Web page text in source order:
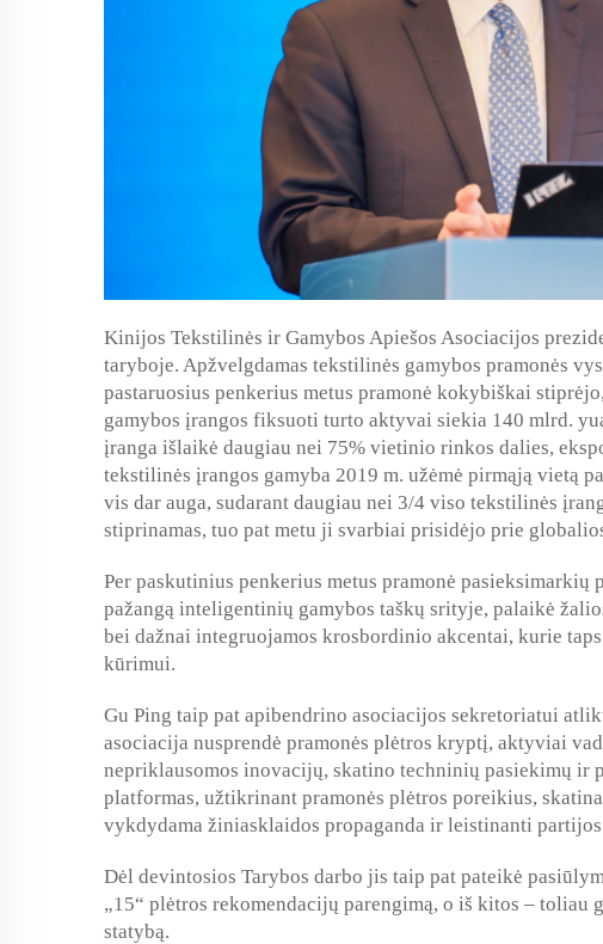
Kinijos Tekstilinės ir Gamybos Apiešos Asociacijos
taryboje. Apžvelgdamas tekstilinės gamybos pramonės
pastaruosius penkerius metus pramonė kokybiškai
gamybos įrangos fiksuoti turto aktyvai siekia 140 mlrd.
įranga išlaikė daugiau nei 75% vietinio rinkos dalies,
tekstilinės įrangos gamyba 2019 m. užėmė pirmąją vietą
vis dar auga, sudarant daugiau nei 3/4 viso tekstilinės
stiprinamas, tuo pat metu ji svarbiai prisidėjo prie
Per paskutinius penkerius metus pramonė
pažangą inteligentinių gamybos taškų srityje, palaikė
bei dažnai integruojamos krosbordinio akcentai, kurie
kūrimui.
Gu Ping taip pat apibendrino asociacijos sekretoriatui
asociacija nusprendė pramonės plėtros kryptį, aktyviai
nepriklausomos inovacijų, skatino techninių pasiekimų ir
platformas, užtikrinant pramonės plėtros poreikius,
vykdydama žiniasklaidos propaganda ir leistinanti
Dėl devintosios Tarybos darbo jis taip pat pateikė
„15“ plėtros rekomendacijų parengimą, o iš kitos –
statybą.